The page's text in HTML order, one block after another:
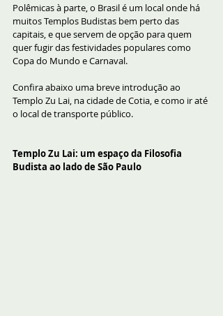
Polêmicas à parte, o Brasil é um local onde há
muitos Templos Budistas bem perto das
capitais, e que servem de opção para quem
quer fugir das festividades populares como
Copa do Mundo e Carnaval.
Confira abaixo uma breve introdução ao
Templo Zu Lai, na cidade de Cotia, e como ir até
o local de transporte público.
Templo Zu Lai: um espaço da Filosofia
Budista ao lado de São Paulo